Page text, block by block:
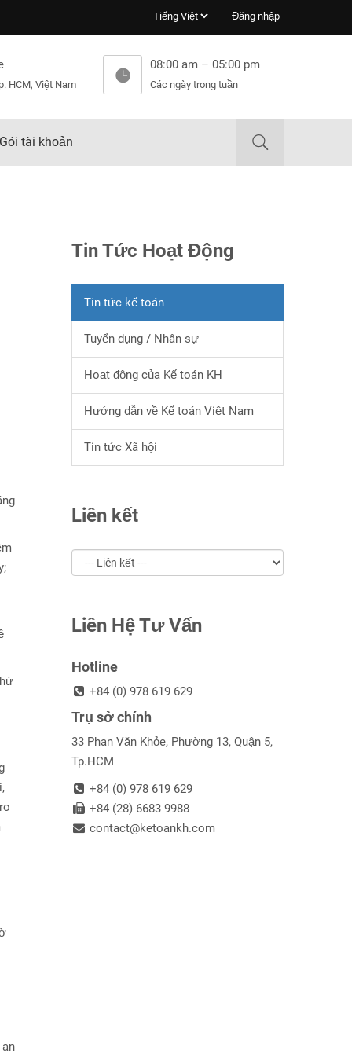
Đăng nhập
HCM, Việt Nam
08:00 am – 05:00 pm
Các ngày trong tuần
Gói tài khoản
Tin Tức Hoạt Động
Tin tức kế toán
Tuyển dụng / Nhân sự
Hoạt động của Kế toán KH
Hướng dẫn về Kế toán Việt Nam
Tin tức Xã hội
Liên kết
Liên Hệ Tư Vấn
Hotline
+84 (0) 978 619 629
Trụ sở chính
33 Phan Văn Khỏe, Phường 13, Quận 5,
Tp.HCM
+84 (0) 978 619 629
+84 (28) 6683 9988
contact@ketoankh.com